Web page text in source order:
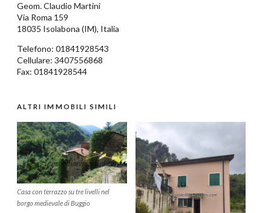
Geom.Claudio Martini
Via Roma 159
18035 Isolabona (IM), Italia
Telefono: 01841928543
Cellulare: 3407556868
Fax: 01841928544
ALTRI IMMOBILI SIMILI
Casa con terrazzo su tre livelli nel
borgo medievale di Buggio